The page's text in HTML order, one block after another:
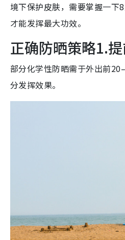
境下保护皮肤，需要掌握一下
才能发挥最大功效。
正确防晒策略1.
部分化学性防晒需于外出前
分发挥效果。